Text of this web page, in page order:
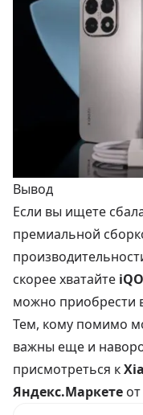
Вывод
Если вы ищете
премиальной
скорее хватайте
можно приобрести
Тем, кому помимо
важны еще и
присмотреться к
Яндекс.Маркете от